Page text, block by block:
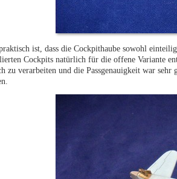
ist, dass die Cockpithaube sowohl
Cockpits natürlich für die offene Variante
zu verarbeiten und die Passgenauigkeit war